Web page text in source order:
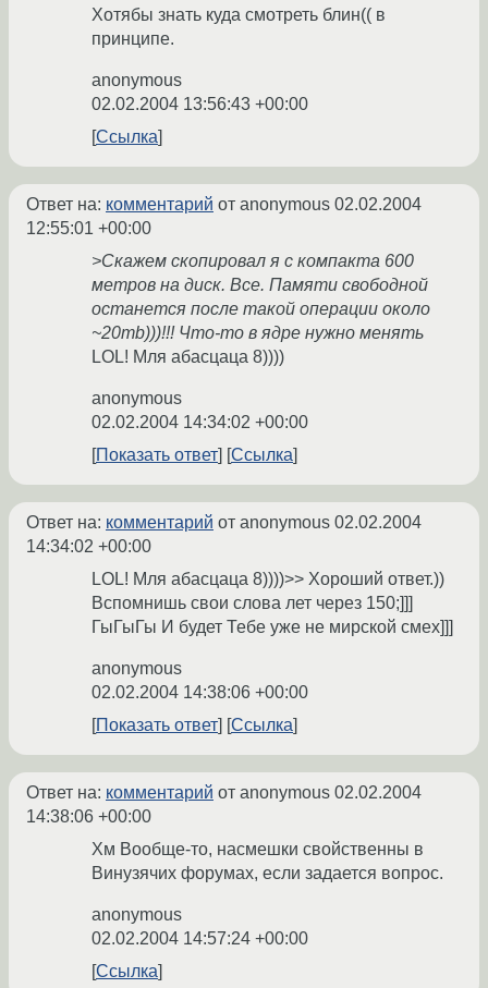
Хотябы знать куда смотреть блин(( в
принципе.
anonymous
02.02.2004 13:56:43 +00:00
Ссылка
Ответ на: комментарий от anonymous 02.02.2004
12:55:01 +00:00
>Скажем скопировал я с компакта 600
метров на диск. Все. Памяти свободной
останется после такой операции около
~20mb)))!!! Что-то в ядре нужно менять
LOL! Мля абасцаца 8))))
anonymous
02.02.2004 14:34:02 +00:00
Показать ответ
Ссылка
Ответ на: комментарий от anonymous 02.02.2004
14:34:02 +00:00
LOL! Мля абасцаца 8))))>> Хороший ответ.))
Вспомнишь свои слова лет через 150;]]]
ГыГыГы И будет Тебе уже не мирской смех]]]
anonymous
02.02.2004 14:38:06 +00:00
Показать ответ
Ссылка
Ответ на: комментарий от anonymous 02.02.2004
14:38:06 +00:00
Хм Вообще-то, насмешки свойственны в
Винузячих форумах, если задается вопрос.
anonymous
02.02.2004 14:57:24 +00:00
Ссылка